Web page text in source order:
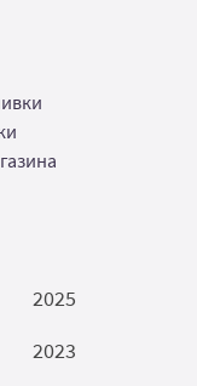
2025
2023